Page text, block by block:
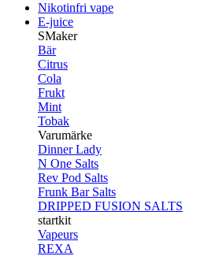
Nikotinfri vape
E-juice
SMaker
Bär
Citrus
Cola
Frukt
Mint
Tobak
Varumärke
Dinner Lady
N One Salts
Rev Pod Salts
Frunk Bar Salts
DRIPPED FUSION SALTS
startkit
Vapeurs
REXA